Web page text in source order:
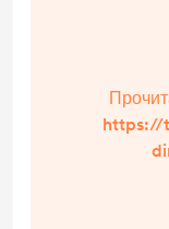
https://